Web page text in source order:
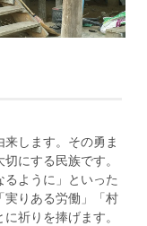
します。その勇ま
にする民族です。
るように」といった
実りある労働」「村
祈りを捧げます。